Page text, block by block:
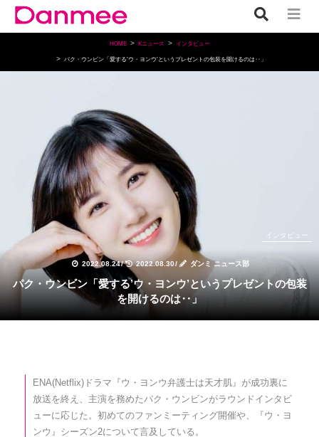
HOME Kニュース インタビュー
パク・ウンビン「愛する’ウ・ヨンウ’というプレゼントの包装を開けるのは‥」
2022.08.24/ 2022.08.30/ ダンミ ニュース部
インタビュー
パク・ウンビン「愛する’ウ・ヨンウ’というプレゼントの包装
を開けるのは‥」
ENA(Netflix)ドラマ『ウ・ヨンウ弁護士は天才肌』が成功裏に
放送を終え、主演を務めたパク・ウンビンがラウンドインタビ
ューに応じた。初めてのファンミーティング開催や、『ウ・ヨ
ンウ』シーズン2について言及している。